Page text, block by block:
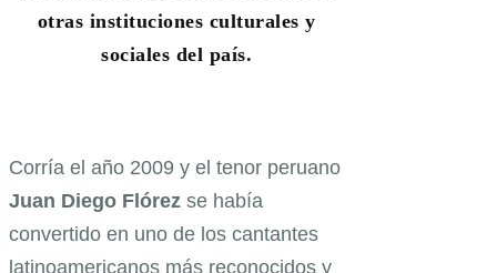
otras instituciones culturales y
sociales del país.
Corría el año 2009 y el tenor peruano
Juan Diego Flórez se había
convertido en uno de los cantantes
latinoamericanos más reconocidos y